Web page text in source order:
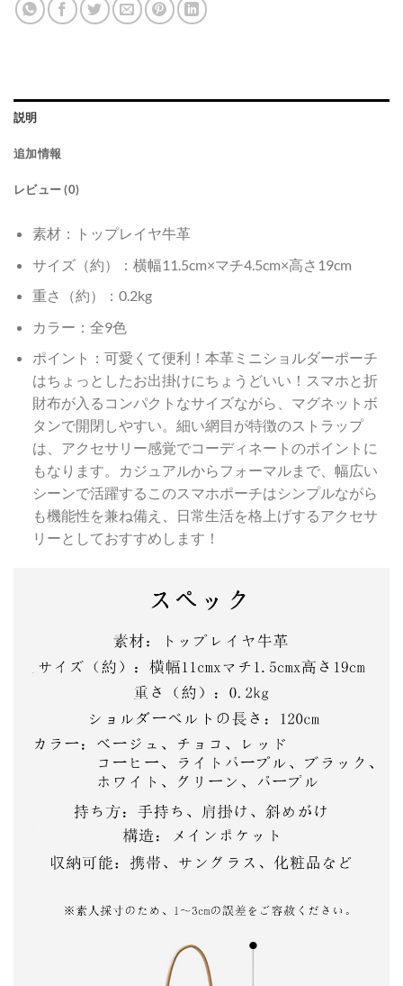
説明
追加情報
レビュー (0)
素材：トップレイヤ牛革
サイズ（約）：横幅11.5cm×マチ4.5cm×高さ19cm
重さ（約）：0.2kg
カラー：全9色
ポイント：可愛くて便利！本革ミニショルダーポーチ
はちょっとしたお出掛けにちょうどいい！スマホと折
財布が入るコンパクトなサイズながら、マグネットボ
タンで開閉しやすい。細い網目が特徴のストラップ
は、アクセサリー感覚でコーディネートのポイントに
もなります。カジュアルからフォーマルまで、幅広い
シーンで活躍するこのスマホポーチはシンプルながら
も機能性を兼ね備え、日常生活を格上げするアクセサ
リーとしておすすめします！